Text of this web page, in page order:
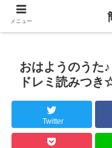
おはようのうた
ドレミ読みつ
Twitter
メニュー